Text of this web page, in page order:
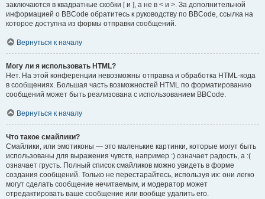
заключаются в квадратные скобки [ и ], а не в < и >. За дополнительной
информацией о BBCode обратитесь к руководству по BBCode, ссылка на
которое доступна из формы отправки сообщений.
Вернуться к началу
Могу ли я использовать HTML?
Нет. На этой конференции невозможны отправка и обработка HTML-кода
в сообщениях. Большая часть возможностей HTML по форматированию
сообщений может быть реализована с использованием BBCode.
Вернуться к началу
Что такое смайлики?
Смайлики, или эмотиконы — это маленькие картинки, которые могут быть
использованы для выражения чувств, например :) означает радость, а :(
означает грусть. Полный список смайликов можно увидеть в форме
создания сообщений. Только не перестарайтесь, используя их: они легко
могут сделать сообщение нечитаемым, и модератор может
отредактировать ваше сообщение или вообще удалить его.